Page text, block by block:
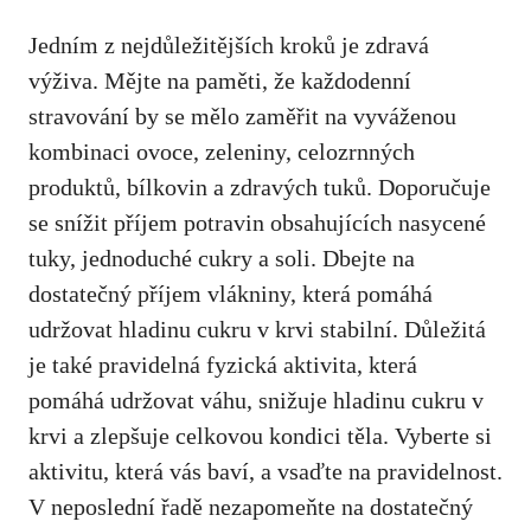
Jedním z nejdůležitějších kroků⁤ je‍ zdravá
výživa. Mějte na paměti, že každodenní
stravování⁣ by se‍ mělo⁣ zaměřit ‌na ⁢vyváženou
‌kombinaci ovoce,⁤ zeleniny, ⁢celozrnných
produktů,⁣ bílkovin‍ a zdravých tuků. Doporučuje
se ⁢snížit ‌příjem potravin obsahujících nasycené‌
tuky, jednoduché cukry a ⁤soli. Dbejte na
⁤dostatečný příjem vlákniny, která pomáhá⁣
udržovat hladinu cukru ​v krvi ⁣stabilní. Důležitá
‍je také pravidelná fyzická aktivita, která
pomáhá udržovat váhu, snižuje hladinu⁤ cukru ‍v
krvi a zlepšuje celkovou kondici těla. ​Vyberte ‌si
aktivitu, která vás baví, a ​vsaďte na pravidelnost.
‌V neposlední řadě nezapomeňte⁢ na ⁣dostatečný⁢